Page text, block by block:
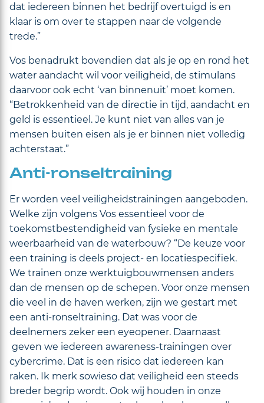
dat iedereen binnen het bedrijf overtuigd is en
klaar is om over te stappen naar de volgende
trede.”
Vos benadrukt bovendien dat als je op en rond het
water aandacht wil voor veiligheid, de stimulans
daarvoor ook echt ‘van binnenuit’ moet komen.
“Betrokkenheid van de directie in tijd, aandacht en
geld is essentieel. Je kunt niet van alles van je
mensen buiten eisen als je er binnen niet volledig
achterstaat.”
Anti-ronseltraining
Er worden veel veiligheidstrainingen aangeboden.
Welke zijn volgens Vos essentieel voor de
toekomstbestendigheid van fysieke en mentale
weerbaarheid van de waterbouw? “De keuze voor
een training is deels project- en locatiespecifiek.
We trainen onze werktuigbouwmensen anders
dan de mensen op de schepen. Voor onze mensen
die veel in de haven werken, zijn we gestart met
een anti-ronseltraining. Dat was voor de
deelnemers zeker een eyeopener. Daarnaast
geven we iedereen awareness-trainingen over
cybercrime. Dat is een risico dat iedereen kan
raken. Ik merk sowieso dat veiligheid een steeds
breder begrip wordt. Ook wij houden in onze